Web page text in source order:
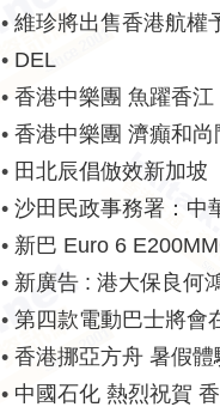
• 維珍將出售香港航權
• DEL
• 香港中樂團 魚躍香江
• 香港中樂團 濟癲和尚
• 田北辰倡倣效新加
• 沙田民政事務署：中
紀念
• 新巴 Euro 6
• 新廣告 : 港大保良何
• 第四款電動巴士將會
• 香港挪亞方舟 暑假
• 中國石化 熱烈祝賀